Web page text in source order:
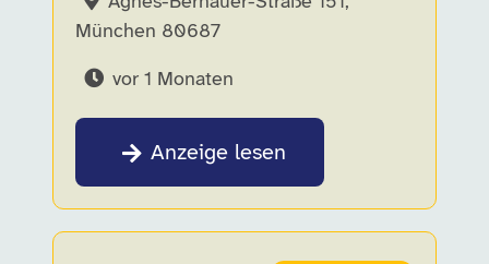
München 80687
vor 1 Monaten
Anzeige lesen